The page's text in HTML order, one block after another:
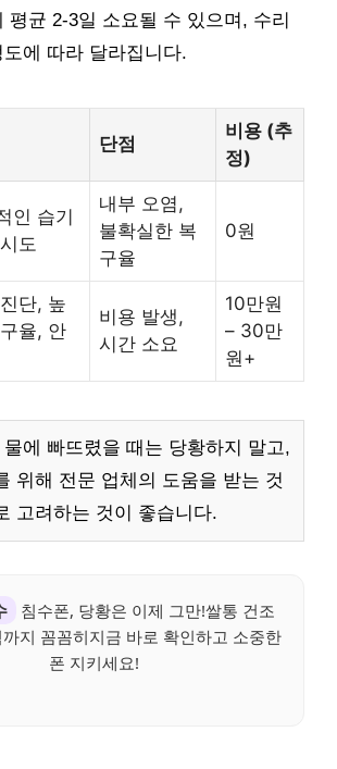
평균 2-3일 소요될 수 있으며, 수리
에 따라 달라집니다.
단점
비용 (추
정)
인 습기
도
내부 오염,
불확실한 복
구율
0원
단, 높
율, 안
비용 발생,
시간 소요
10만원
– 30만
원+
물에 빠뜨렸을 때는 당황하지 말고,
위해 전문 업체의 도움을 받는 것
고려하는 것이 좋습니다.
침수폰, 당황은 이제 그만!쌀통 건조
까지 꼼꼼히지금 바로 확인하고 소중한
폰 지키세요!